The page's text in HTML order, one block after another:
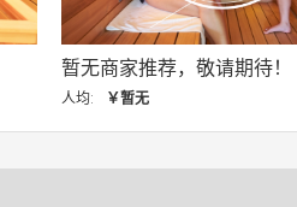
暂无商家推荐，敬请期待！
人均: ￥暂无